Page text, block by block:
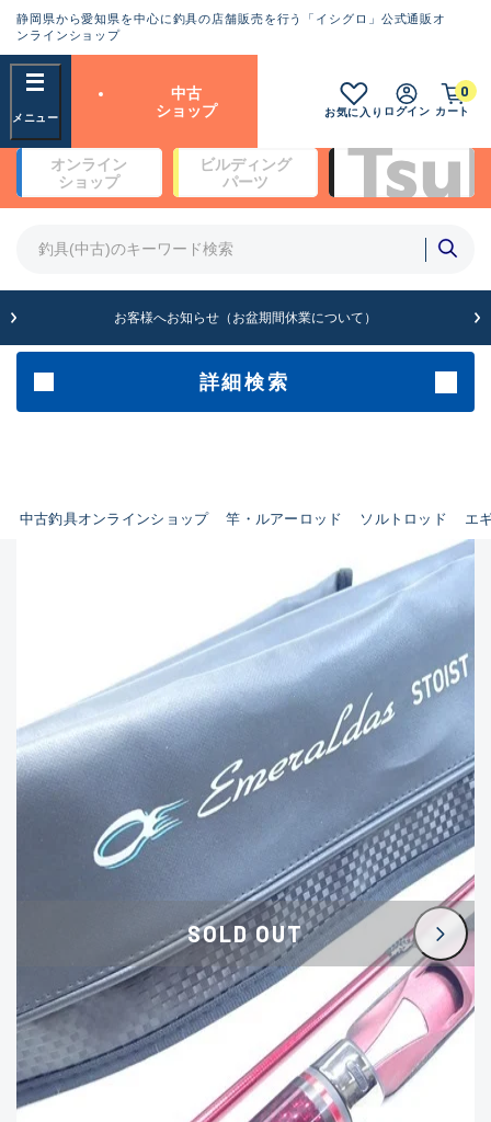
静岡県から愛知県を中心に釣具の店舗販売を行う「イシグロ」公式通販オ
ンラインショップ
中古
ショップ
お気に入り ログイン カート
0
オンライン
ショップ
ビルディング
パーツ
お客様へお知らせ（お盆期間休業について）
詳細検索
中古釣具オンラインショップ 竿・ルアーロッド ソルトロッド エ
フリーワード
商品カテゴリ
竿・ルアーロッド(64525)
その他・雑品(1074)
イシグロ西春店
イシグロ中川かの里店
イシグロカインズモール彦根店
イシグロ静岡中吉田店
イシグロ名東引山店
イシグロ豊田店
イシグロ豊橋向山店
イシグロ岐阜店
イシグロ高林店
イシグロ西尾店
イシグロ三河安城店
イシグロ半田店
ランクとは？
良
悪
SA
新古品（メーカー問屋から仕
入れた未使用品）
※店頭展示時の置き傷が付いている
ものも含む
傷が極めて少ない極上品
使用感や傷はあるが全体的に
綺麗な良品
C
使用感や傷のある一般的な中
古品
かなり使用感があり、全体的
に目立つ傷が多い品
D
著しく状態が悪いが使用はで
きるもの、改造品も含む
※ルアー、エギ、雑品、その他につきましては
ランク表記はございません。 状態は写真にて
ご確認ください。
SOLD OUT